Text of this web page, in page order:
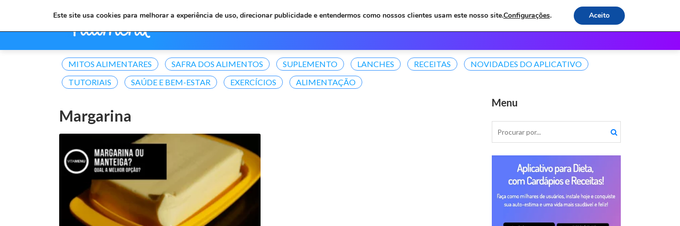
Contato
MITOS ALIMENTARES SAFRA DOS ALIMENTOS SUPLEMENTO LANCHES RECEITAS
NOVIDADES DO APLICATIVO
TUTORIAIS
SAÚDE E BEM-ESTAR EXERCÍCIOS ALIMENTAÇÃO
Margarina
Menu
Este site usa cookies para melhorar a experiência de uso, direcionar publicidade e entendermos como nossos clientes usam este nosso site.Configurações. Aceito